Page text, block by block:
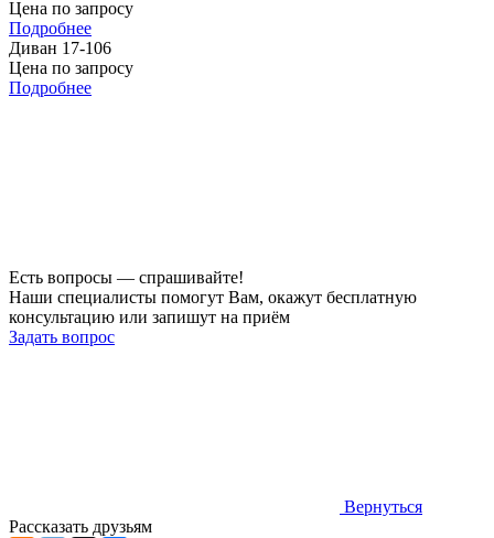
Цена по запросу
Подробнее
Диван 17-106
Цена по запросу
Подробнее
Есть вопросы — спрашивайте!
Наши специалисты помогут Вам, окажут бесплатную
консультацию или запишут на приём
Задать вопрос
Вернуться
Рассказать друзьям